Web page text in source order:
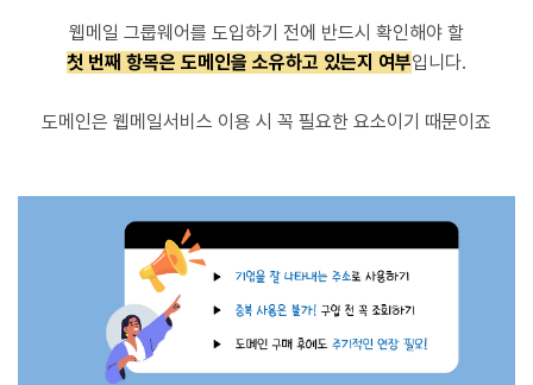
웹메일 그룹웨어를 도입하기 전에 반드시 확인해야 할
첫 번째 항목은 도메인을 소유하고 있는지 여부입니다.
도메인은 웹메일서비스 이용 시 꼭 필요한 요소이기 때문이죠